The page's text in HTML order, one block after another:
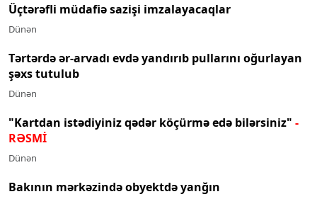
Üçtərəfli müdafiə sazişi imzalayacaqlar
Dünən
Tərtərdə ər-arvadı evdə yandırıb pullarını oğurlayan
şəxs tutulub
Dünən
"Kartdan istədiyiniz qədər köçürmə edə bilərsiniz" -
RƏSMİ
Dünən
Bakının mərkəzində obyektdə yanğın